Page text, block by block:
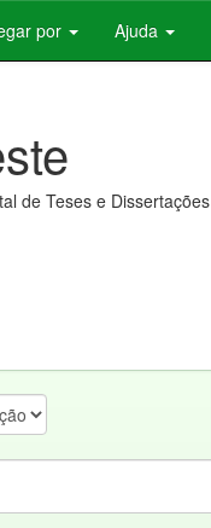
por Ajuda
de Teses e Dissertações